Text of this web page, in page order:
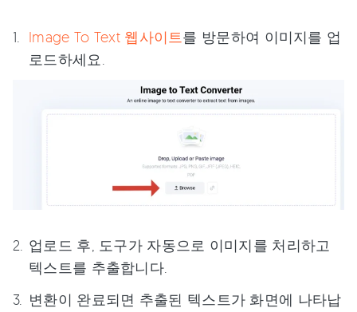
Image To Text 웹사이트를 방문하여 이미지를 업
로드하세요.
업로드 후, 도구가 자동으로 이미지를 처리하고
텍스트를 추출합니다.
변환이 완료되면 추출된 텍스트가 화면에 나타납